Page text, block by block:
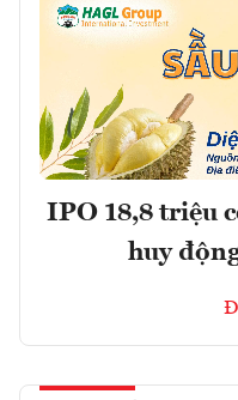
IPO 18,8 triệu
huy